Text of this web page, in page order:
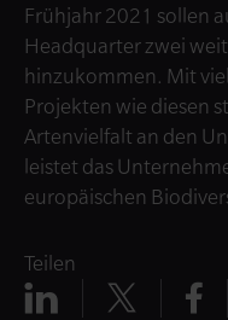
Frühjahr 2021 sollen
Headquarter zwei
hinzukommen. Mit
Projekten wie diesen
Artenvielfalt an den
leistet das
europäischen
Teilen
Teilen
Teilen